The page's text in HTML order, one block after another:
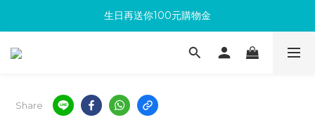
滿300回饋10%購物金
生日再送你100元購物金
加入成為新會員 馬上領取50元購物金
Share